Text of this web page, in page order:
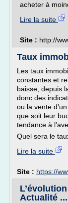
acheter à
Lire la suite
Site : http://
Taux
Les taux
constantes et
baisse, depuis
donc des
ou la vente
que soit leur
tendance à
Quel sera le
Lire la suite
Site : https://
Actualité ...